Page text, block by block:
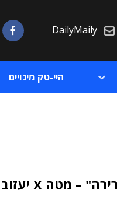
DailyMaily
היי-טק מינויים
מאסק הצהיר שוב: "אין ברירה" – מטה X יעזוב